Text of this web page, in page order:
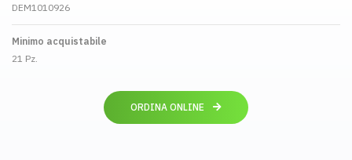
DEM1010926
Minimo acquistabile
21 Pz.
ORDINA ONLINE